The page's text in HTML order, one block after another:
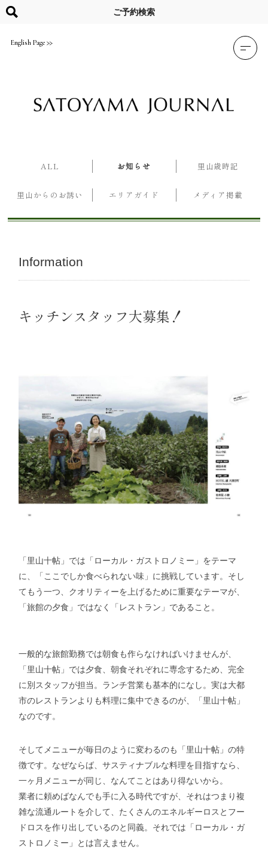
content
English Page
ご予約検索
ALL お知らせ 里山歳時記
里山からのお誘い エリアガイド メディア掲載
Information
キッチンスタッフ大募集！
「里山十帖」では「ローカル・ガストロノミー」をテーマ
に、「ここでしか食べられない味」に挑戦しています。そし
てもう一つ、クオリティーを上げるために重要なテーマが、
「旅館の夕食」ではなく「レストラン」であること。
一般的な旅館勤務では朝食も作らなければいけませんが、
「里山十帖」では夕食、朝食それぞれに専念するため、完全
に別スタッフが担当。ランチ営業も基本的になし。実は大都
市のレストランよりも料理に集中できるのが、「里山十帖」
なのです。
そしてメニューが毎日のように変わるのも「里山十帖」の特
徴です。なぜならば、サスティナブルな料理を目指すなら、
一ヶ月メニューが同じ、なんてことはあり得ないから。
業者に頼めばなんでも手に入る時代ですが、それはつまり複
雑な流通ルートを介して、たくさんのエネルギーロスとフー
ドロスを作り出しているのと同義。それでは「ローカル・ガ
ストロノミー」とは言えません。